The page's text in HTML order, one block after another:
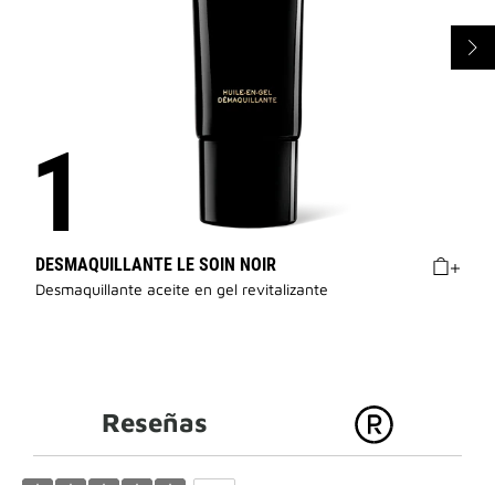
DESMAQUILLANTE LE SOIN NOIR
Desmaquillante aceite en gel revitalizante
Reseñas